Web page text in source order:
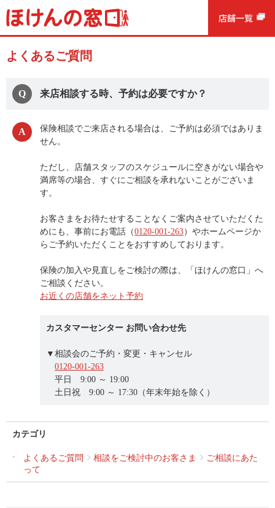
よくあるご質問
来店相談する時、予約は必要ですか？
保険相談でご来店される場合は、ご予約は必須ではありま
せん。
ただし、店舗スタッフのスケジュールに空きがない場合や
満席等の場合、すぐにご相談を承れないことがございま
す。
お客さまをお待たせすることなくご案内させていただくた
めにも、事前にお電話（0120-001-263）やホームページか
らご予約いただくことをおすすめしております。
保険の加入や見直しをご検討の際は、「ほけんの窓口」へ
ご相談ください。
お近くの店舗をネット予約
カスタマーセンター お問い合わせ先
▼相談会のご予約・変更・キャンセル
0120-001-263
平日 9:00 ～ 19:00
土日祝 9:00 ～ 17:30（年末年始を除く）
カテゴリ
よくあるご質問 相談をご検討中のお客さま
ご相談にあた
って